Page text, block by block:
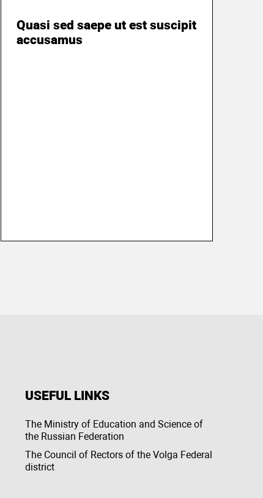
Quasi sed saepe ut est suscipit
accusamus
USEFUL LINKS
The Ministry of Education and Science of
the Russian Federation
The Council of Rectors of the Volga Federal
district